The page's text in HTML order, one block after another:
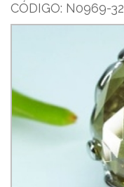
CÓDIGO: N0969-32